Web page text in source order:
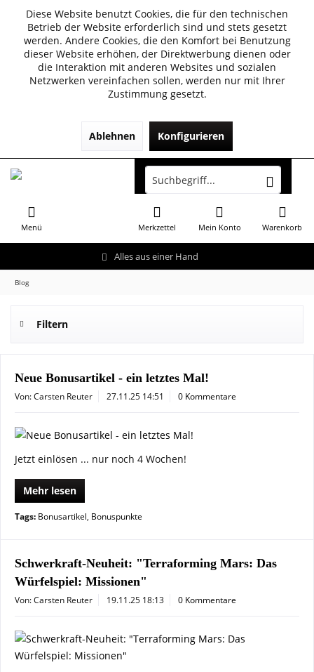
Diese Website benutzt Cookies, die für den technischen
Betrieb der Website erforderlich sind und stets gesetzt
werden. Andere Cookies, die den Komfort bei Benutzung
dieser Website erhöhen, der Direktwerbung dienen oder
die Interaktion mit anderen Websites und sozialen
Netzwerken vereinfachen sollen, werden nur mit Ihrer
Zustimmung gesetzt.
Ablehnen Konfigurieren
Alles aus einer Hand
Menü Warenkorb
Merkzettel Mein Konto
Blog
Filtern
Neue Bonusartikel - ein letztes Mal!
Von: Carsten Reuter 27.11.25 14:51 0 Kommentare
Jetzt einlösen ... nur noch 4 Wochen!
Mehr lesen
Tags: Bonusartikel, Bonuspunkte
Schwerkraft-Neuheit: "Terraforming Mars: Das
Würfelspiel: Missionen"
Von: Carsten Reuter 19.11.25 18:13 0 Kommentare